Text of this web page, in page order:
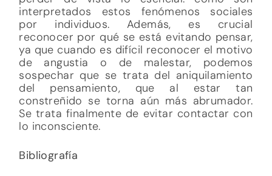
interpretados estos fenómenos sociales
por individuos. Además, es crucial
reconocer por qué se está evitando pensar,
ya que cuando es difícil reconocer el motivo
de angustia o de malestar, podemos
sospechar que se trata del aniquilamiento
del pensamiento, que al estar tan
constreñido se torna aún más abrumador.
Se trata finalmente de evitar contactar con
lo inconsciente.
Bibliografía